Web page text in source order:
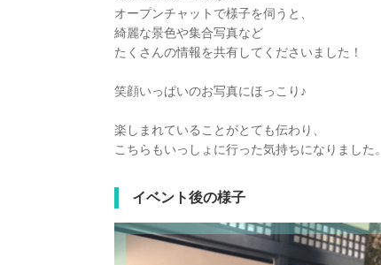
オープンチャットで様子を伺うと、
綺麗な景色や集合写真など
たくさんの情報を共有してくださいました！
笑顔いっぱいのお写真にほっこり♪
楽しまれていることがとても伝わり、
こちらもいっしょに行った気持ちになりました。
イベント後の様子